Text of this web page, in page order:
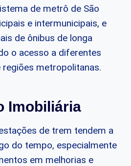
de metrô de São
e intermunicipais, e
de ônibus de longa
o acesso a diferentes
metropolitanas.
Imobiliária
de trem tendem a
do tempo, especialmente
em melhorias e